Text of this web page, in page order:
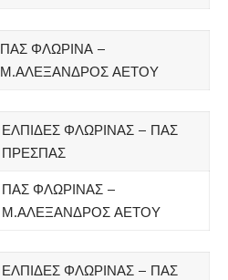
ΠΑΣ ΦΛΩΡΙΝΑ –
Μ.ΑΛΕΞΑΝΔΡΟΣ ΑΕΤΟΥ
ΕΛΠΙΔΕΣ ΦΛΩΡΙΝΑΣ – ΠΑΣ
ΠΡΕΣΠΑΣ
ΠΑΣ ΦΛΩΡΙΝΑΣ –
Μ.ΑΛΕΞΑΝΔΡΟΣ ΑΕΤΟΥ
ΕΛΠΙΔΕΣ ΦΛΩΡΙΝΑΣ – ΠΑΣ